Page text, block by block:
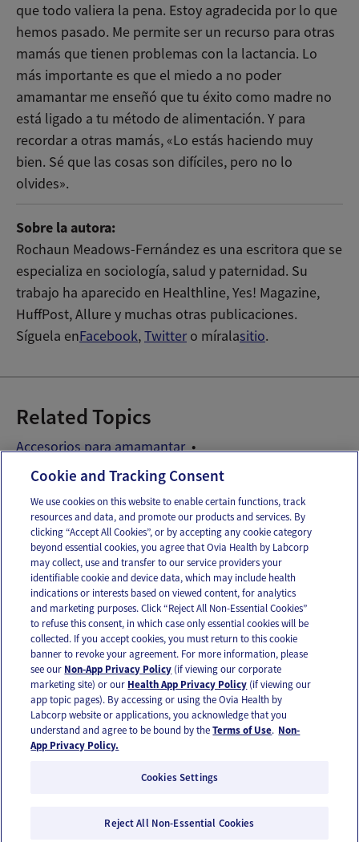
que todo valiera la pena. Estoy agradecida por lo que
hemos pasado. Me permite ser un recurso para otras
mamás que tienen problemas con la lactancia. Lo
más importante es que el miedo a no poder
amamantar me enseñó que tu éxito como madre no
está ligado a tu método de alimentación. Y para
recordar a otras mamás, «Lo estás haciendo muy
bien. Sé que las cosas son difíciles, pero no lo
olvides».
Sobre la autora:
Rochaun Meadows-Fernández es una escritora que se
especializa en sociología, salud y paternidad. Su
trabajo ha aparecido en Healthline, Yes! Magazine,
HuffPost, Allure y muchas otras publicaciones.
Síguela enFacebook,Twitter o míralasitio.
Related Topics
Accesorios para amamantar
Problemas de amamantamiento
Email Text
OUR APPS
FOLLOW US
Privacy Policy
© 2026 Ovia Health by Labcorp
Cookie and Tracking Consent
We use cookies on this website to enable certain functions, track
resources and data, and promote our products and services. By
clicking “Accept All Cookies”, or by accepting any cookie category
beyond essential cookies, you agree that Ovia Health by Labcorp
may collect, use and transfer to our service providers your
identifiable cookie and device data, which may include health
indications or interests based on viewed content, for analytics
and marketing purposes. Click “Reject All Non-Essential Cookies”
to refuse this consent, in which case only essential cookies will be
collected. If you accept cookies, you must return to this cookie
banner to revoke your agreement. For more information, please
see our Non-App Privacy Policy (if viewing our corporate
marketing site) or our Health App Privacy Policy (if viewing our
app topic pages). By accessing or using the Ovia Health by
Labcorp website or applications, you acknowledge that you
understand and agree to be bound by theTerms of Use. Non-
App Privacy Policy.
Cookies Settings
Reject All Non-Essential Cookies